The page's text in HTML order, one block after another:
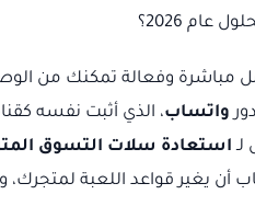
عام 2026؟
مباشرة وفعالة تمكنك من
واتساب، الذي أثبت نفسه
لـ استعادة سلات التسوق
أن يغير قواعد اللعبة